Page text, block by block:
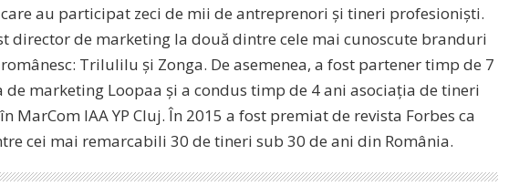
au participat zeci de mii de antreprenori și tineri profesioniști.
director de marketing la două dintre cele mai cunoscute branduri
Trilulilu și Zonga. De asemenea, a fost partener timp de 7
de marketing Loopaa și a condus timp de 4 ani asociația de tineri
MarCom IAA YP Cluj. În 2015 a fost premiat de revista Forbes ca
cei mai remarcabili 30 de tineri sub 30 de ani din România.